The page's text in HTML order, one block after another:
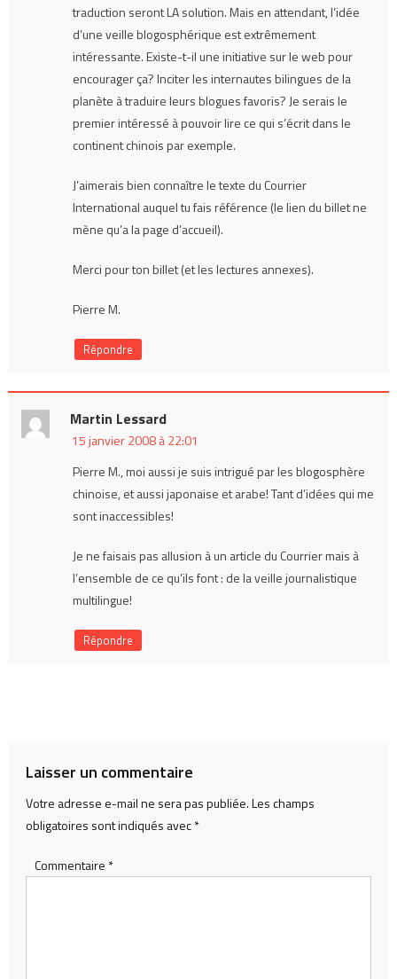
traduction seront LA solution. Mais en attendant, l’idée
d’une veille blogosphérique est extrêmement
intéressante. Existe-t-il une initiative sur le web pour
encourager ça? Inciter les internautes bilingues de la
planète à traduire leurs blogues favoris? Je serais le
premier intéressé à pouvoir lire ce qui s’écrit dans le
continent chinois par exemple.
J’aimerais bien connaître le texte du Courrier
International auquel tu fais référence (le lien du billet ne
mène qu’a la page d’accueil).
Merci pour ton billet (et les lectures annexes).
Pierre M.
Répondre
Martin Lessard
15 janvier 2008 à 22:01
Pierre M., moi aussi je suis intrigué par les blogosphère
chinoise, et aussi japonaise et arabe! Tant d’idées qui me
sont inaccessibles!
Je ne faisais pas allusion à un article du Courrier mais à
l’ensemble de ce qu’ils font : de la veille journalistique
multilingue!
Répondre
Laisser un commentaire
Votre adresse e-mail ne sera pas publiée.Les champs
obligatoires sont indiqués avec*
Commentaire *